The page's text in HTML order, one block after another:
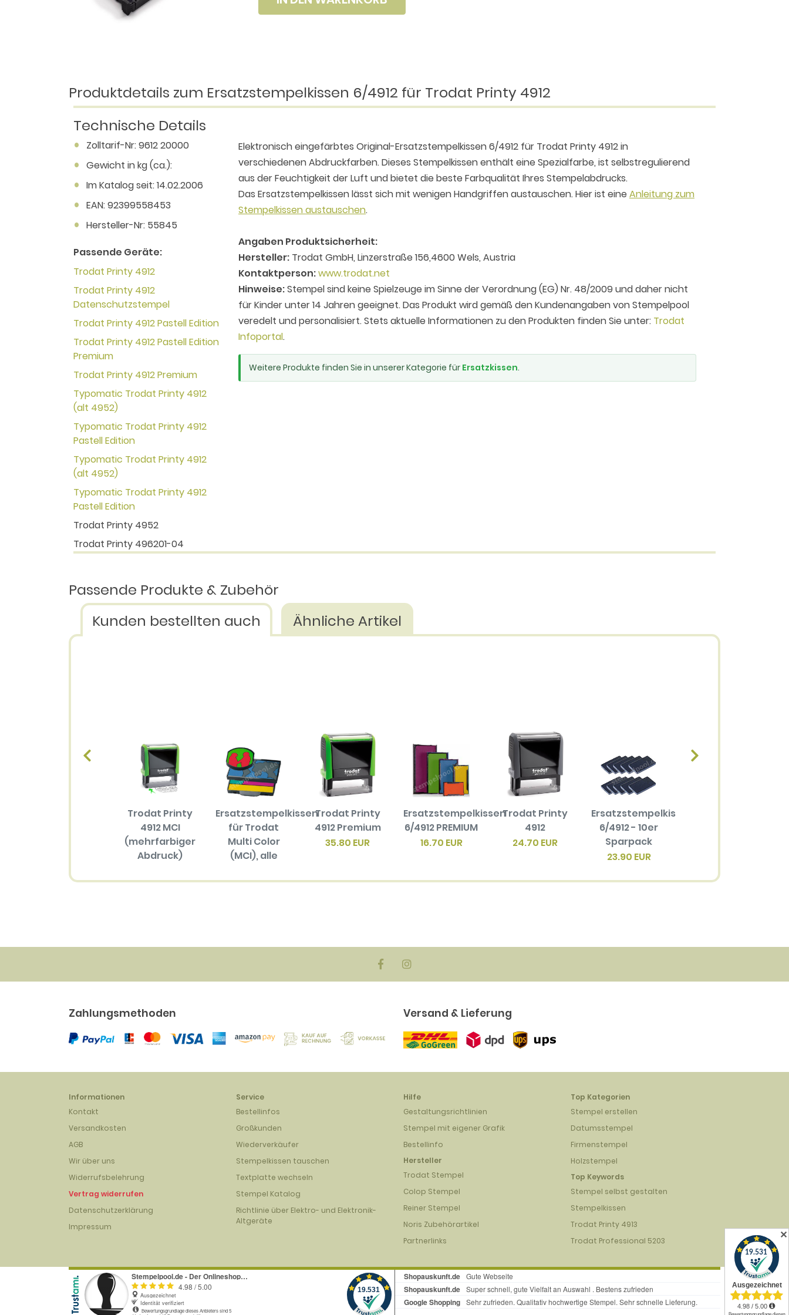
Produktdetails zum Ersatzstempelkissen 6/4912 für Trodat Printy 4912
Technische Details
Zolltarif-Nr: 9612 20000
Gewicht in kg (ca.):
Im Katalog seit: 14.02.2006
EAN: 92399558453
Hersteller-Nr: 55845
Passende Geräte:
Trodat Printy 4912
Trodat Printy 4912
Datenschutzstempel
Trodat Printy 4912 Pastell Edition
Trodat Printy 4912 Pastell Edition
Premium
Trodat Printy 4912 Premium
Typomatic Trodat Printy 4912
(alt 4952)
Typomatic Trodat Printy 4912
Pastell Edition
Typomatic Trodat Printy 4912
(alt 4952)
Typomatic Trodat Printy 4912
Pastell Edition
Trodat Printy 4952
Trodat Printy 496201-04
Elektronisch eingefärbtes Original-Ersatzstempelkissen 6/4912 für Trodat Printy 4912 in
verschiedenen Abdruckfarben. Dieses Stempelkissen enthält eine Spezialfarbe, ist selbstregulierend
aus der Feuchtigkeit der Luft und bietet die beste Farbqualität Ihres Stempelabdrucks.
Das Ersatzstempelkissen lässt sich mit wenigen Handgriffen austauschen. Hier ist eine Anleitung zum
Stempelkissen austauschen.
Angaben Produktsicherheit:
Hersteller: Trodat GmbH, Linzerstraße 156,4600 Wels, Austria
Kontaktperson:www.trodat.net
Hinweise:Stempel sind keine Spielzeuge im Sinne der Verordnung (EG) Nr. 48/2009 und daher nicht
für Kinder unter 14 Jahren geeignet. Das Produkt wird gemäß den Kundenangaben von Stempelpool
veredelt und personalisiert. Stets aktuelle Informationen zu den Produkten finden Sie unter: Trodat
Infoportal.
Weitere Produkte finden Sie in unserer Kategorie für Ersatzkissen.
Passende Produkte & Zubehör
Kunden bestellten auch
Ähnliche Artikel
Trodat Printy
4912 MCI
(mehrfarbiger
Abdruck)
Ersatzstempelkissen
für Trodat
Multi Color
(MCI), alle
(mehrfarbiger
Trodat Printy
4912 Premium
35.80 EUR
Ersatzstempelkissen
6/4912 PREMIUM
16.70 EUR
Trodat Printy
4912
24.70 EUR
Ersatzstempelkissen
6/4912 - 10er
Sparpack
23.90 EUR
Zahlungsmethoden Versand & Lieferung
Informationen
Kontakt
Versandkosten
AGB
Wir über uns
Widerrufsbelehrung
Vertrag widerrufen
Datenschutzerklärung
Impressum
Service
Bestellinfos
Großkunden
Wiederverkäufer
Stempelkissen tauschen
Textplatte wechseln
Stempel Katalog
Richtlinie über Elektro- und Elektronik-
Altgeräte
Hilfe
Gestaltungsrichtlinien
Stempel mit eigener Grafik
Bestellinfo
Hersteller
Trodat Stempel
Colop Stempel
Reiner Stempel
Noris Zubehörartikel
Partnerlinks
Top Kategorien
Stempel erstellen
Datumsstempel
Firmenstempel
Holzstempel
Top Keywords
Stempel selbst gestalten
Stempelkissen
Trodat Printy 4913
Trodat Professional 5203
✕